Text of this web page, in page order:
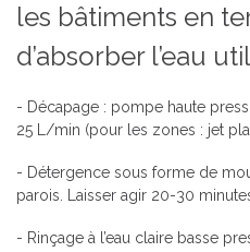
les bâtiments en
d’absorber l’eau
- Décapage : pompe haute
25 L/min (pour les zones : jet
- Détergence sous forme de
parois. Laisser agir 20-30
- Rinçage à l’eau claire basse